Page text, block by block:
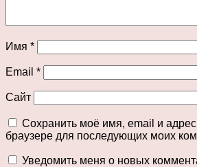
Имя *
Email *
Сайт
Сохранить моё имя, email и адрес
браузере для последующих моих
Уведомить меня о новых